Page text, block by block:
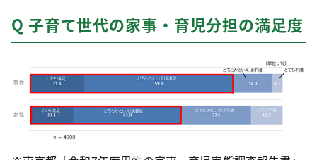
Q 子育て世代の家事・育児分担の満足度